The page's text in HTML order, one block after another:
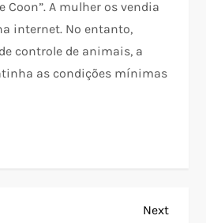
Coon”. A mulher os vendia
internet. No entanto,
controle de animais, a
as condições mínimas
Next
Next